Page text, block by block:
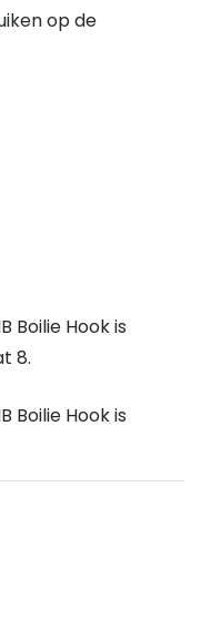
op de
Boilie Hook is
8.
Boilie Hook is